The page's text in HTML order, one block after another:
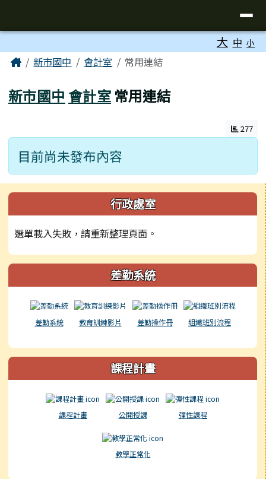
工具列 大 中 小
主內容區域
Home新市國中 會計室 常用連結
新市國中 會計室 常用連結
277
目前尚未發布內容
左邊區域內容 行政處室
選單載入失敗，請重新整理頁面。
差勤系統
差勤系統 教育訓練影片 差勤操作冊 組織班別流程
課程計畫
課程計畫 公開授課 彈性課程
教學正常化
頁尾區域